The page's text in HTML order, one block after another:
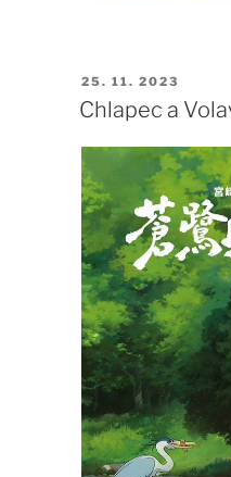
PUBLIKOVÁNO
25. 11. 2023
Chlapec a